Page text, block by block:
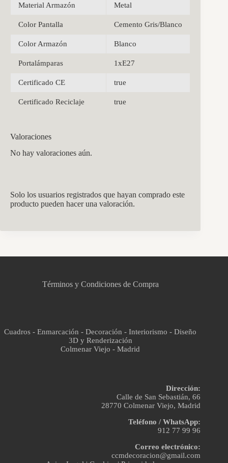
Material Armazón Metal
Color Pantalla Cemento Gris/Blanco
Color Armazón Blanco
Portalámparas 1xE27
Certificado CE true
Certificado Reciclaje true
Valoraciones
No hay valoraciones aún.
Solo los usuarios registrados que hayan comprado este
producto pueden hacer una valoración.
Términos y Condiciones de Compra
Cuadros - Enmarcación - Decoración - Interiorismo - Diseño
3D y Renderización
Colmenar Viejo - Madrid
Dirección:
Calle de San Sebastián, 66
28770 Colmenar Viejo, Madrid
Teléfono / WhatsApp:
912 77 99 96
Correo electrónico:
ccmdecoracion@gmail.com
Asistente virtual · En línea